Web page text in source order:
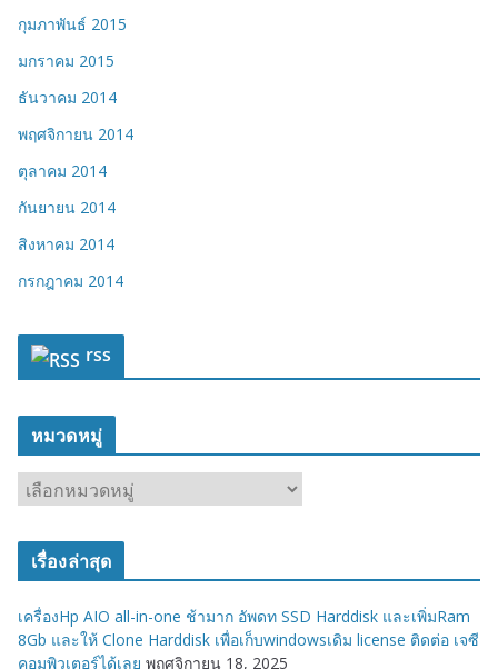
กุมภาพันธ์ 2015
มกราคม 2015
ธันวาคม 2014
พฤศจิกายน 2014
ตุลาคม 2014
กันยายน 2014
สิงหาคม 2014
กรกฎาคม 2014
rss
หมวดหมู่
ม
ว
มู่
เรื่องล่าสุด
เครื่องHp AIO all-in-one ช้ามาก อัพดท SSD Harddisk และเพิ่มRam
8Gb และให้ Clone Harddisk เพื่อเก็บwindowsเดิม license ติดต่อ เจซี
คอมพิวเตอร์ได้เลย พฤศจิกายน 18, 2025